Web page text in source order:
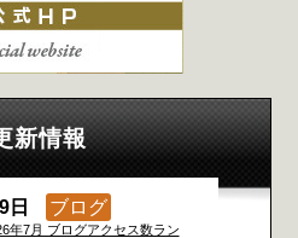
新情報
日 ブログ
年7月 ブログアクセス数ラン